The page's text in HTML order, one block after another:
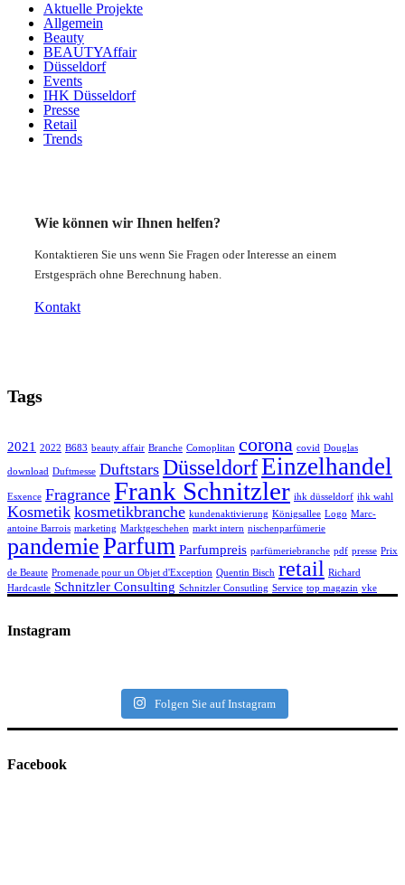
Aktuelle Projekte
Allgemein
Beauty
BEAUTYAffair
Düsseldorf
Events
IHK Düsseldorf
Presse
Retail
Trends
Wie können wir Ihnen helfen?
Kontaktieren Sie uns wenn Sie Fragen oder Interesse an einem
Erstgespräch ohne Berechnung haben.
Kontakt
Tags
2021 2022 B683 beauty affair Branche Comoplitan corona covid Douglas
download Duftmesse Duftstars DüsseldorfEinzelhandel
Esxence Fragrance Frank Schnitzler ihk düsseldorf ihk wahl
Kosmetik kosmetikbranche kundenaktivierung Königsallee Logo Marc-
antoine Barrois marketing Marktgeschehen markt intern nischenparfümerie
pandemieParfum Parfumpreis parfümeriebranche pdf presse Prix
de Beaute Promenade pour un Objet d'Exception Quentin Bisch retail Richard
Hardcastle Schnitzler Consulting Schnitzler Consutling Service top magazin vke
Instagram
Folgen Sie auf Instagram
Facebook